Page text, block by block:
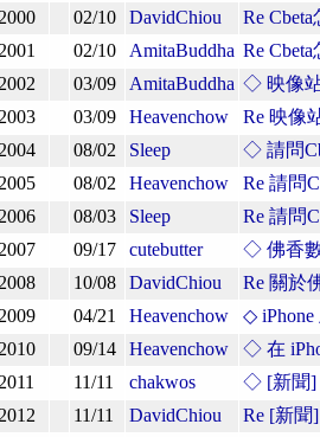
2000
02/10 DavidChiou
Re
2001
02/10 AmitaBuddha Re
2002
03/09 AmitaBuddha ◇ 映像
2003
03/09 Heavenchow
Re 映像
2004
08/02 Sleep
◇ 請問
2005
08/02 Heavenchow
Re 請問
2006
08/03 Sleep
Re 請問
2007
09/17 cutebutter
◇ 佛香
2008
10/08 DavidChiou
Re 關於
2009
04/21 Heavenchow
◇
2010
09/14 Heavenchow
◇ 在
2011
11/11 chakwos
◇ [新聞]
2012
11/11 DavidChiou
Re [新聞